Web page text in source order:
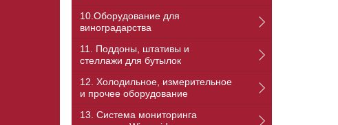
10.Оборудование для
виноградарства
11. Поддоны, штативы и
стеллажи для бутылок
12. Холодильное, измерительное
и прочее оборудование
13. Cистема мониторинга